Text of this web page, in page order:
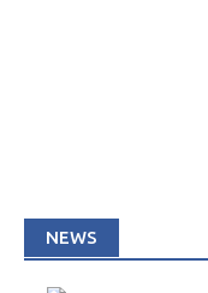
NEWS